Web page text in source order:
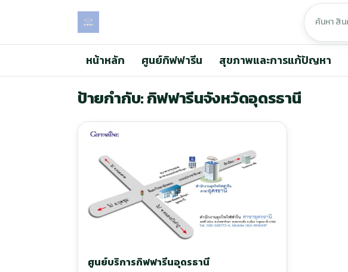
หน้าหลัก ศูนย์กิฟฟารีน สุขภาพและการแก้ปัญหา
ป้ายกำกับ: กิฟฟารีนจังหวัดอุดรธานี
ศูนย์บริการกิฟฟารีนอุดรธานี